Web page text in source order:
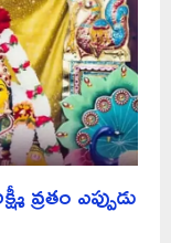
వ్రతం ఎప్పుడు